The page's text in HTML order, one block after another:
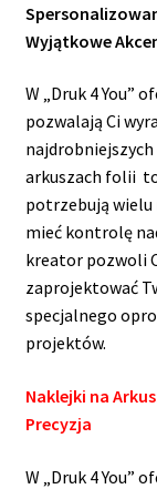
Wyjątkowe
W „Druk 4 You”
pozwalają Ci
arkuszach folii
potrzebują wielu
mieć kontrolę
kreator pozwoli
zaprojektować
specjalnego
projektów.
Naklejki na
Precyzja
W „Druk 4 You”